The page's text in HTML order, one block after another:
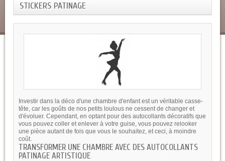
STICKERS PATINAGE
Investir dans la déco d'une chambre d'enfant est un véritable casse-
tête, car les goûts de nos petits loulous ne cessent de changer et
d'évoluer. Cependant, en optant pour des autocollants décoratifs que
vous pouvez coller et enlever à votre guise, vous pouvez relooker
une pièce autant de fois que vous le souhaitez, et ceci, à moindre
coût.
TRANSFORMER UNE CHAMBRE AVEC DES AUTOCOLLANTS
PATINAGE ARTISTIQUE